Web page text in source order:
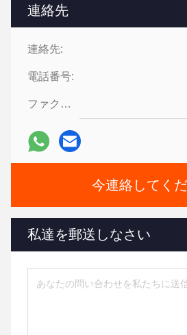
連絡先
連絡先:
電話番号:
ファクシミリ:
今連絡してく
私達を郵送しなさい